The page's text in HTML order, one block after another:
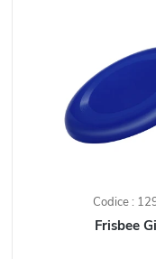
Codice :
Frisbee